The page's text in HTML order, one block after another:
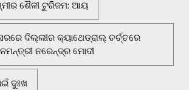
ଶୈଳୀ ଟୁରିଜମ: ଆୟ
ଦିଲ୍ଲୀର କ୍ୟାଥେଡ୍ରାଲ୍ ଚର୍ଚ୍ଚରେ
ନରେନ୍ଦ୍ର ମୋଦୀ
ଦୁଃଖ